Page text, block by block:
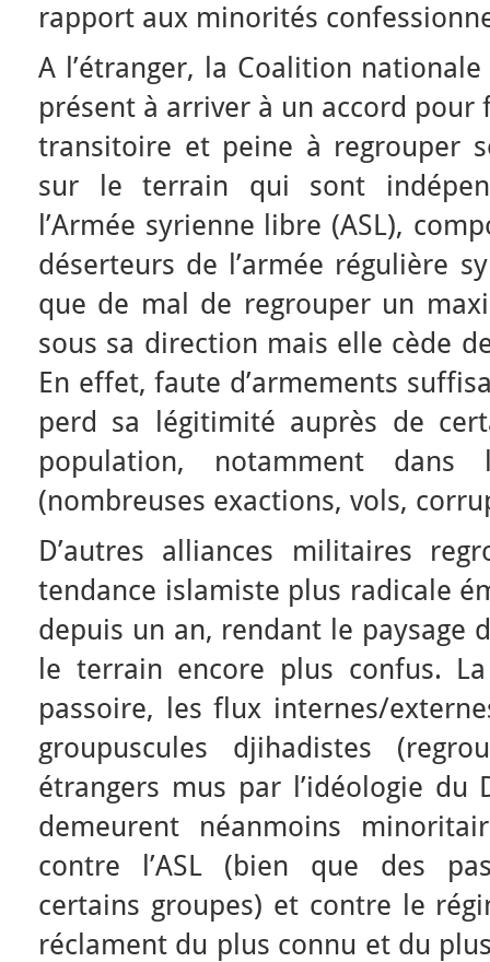
rapport aux minorités
A l’étranger, la Coalition
présent à arriver à un accord
transitoire et peine à regrouper
sur le terrain qui sont
l’Armée syrienne libre (ASL),
déserteurs de l’armée régulière
que de mal de regrouper un
sous sa direction mais elle cède
En effet, faute d’armements
perd sa légitimité auprès de
population, notamment
(nombreuses exactions, vols,
D’autres alliances militaires
tendance islamiste plus radicale
depuis un an, rendant le paysage
le terrain encore plus confus.
passoire, les flux internes/
groupuscules djihadistes
étrangers mus par l’idéologie du
demeurent néanmoins
contre l’ASL (bien que des
certains groupes) et contre le
réclament du plus connu et du